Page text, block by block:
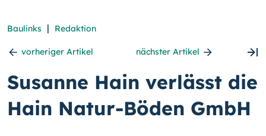
Baulinks | Redaktion
vorheriger Artikel nächster Artikel
Susanne Hain verlässt die
Hain Natur-Böden GmbH